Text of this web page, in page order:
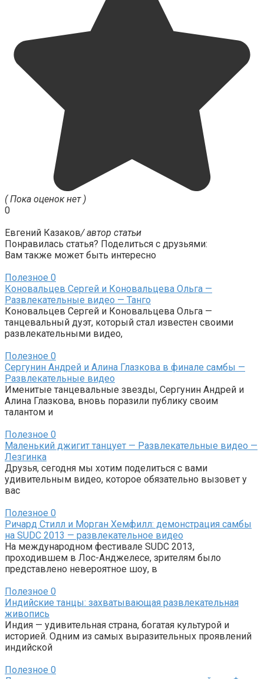
( Пока оценок нет )
0
Евгений Казаков/ автор статьи
Понравилась статья? Поделиться с друзьями:
Вам также может быть интересно
Полезное 0
Коновальцев Сергей и Коновальцева Ольга —
Развлекательные видео — Танго
Коновальцев Сергей и Коновальцева Ольга —
танцевальный дуэт, который стал известен своими
развлекательными видео,
Полезное 0
Сергунин Андрей и Алина Глазкова в финале самбы —
Развлекательные видео
Именитые танцевальные звезды, Сергунин Андрей и
Алина Глазкова, вновь поразили публику своим
талантом и
Полезное 0
Маленький джигит танцует — Развлекательные видео —
Лезгинка
Друзья, сегодня мы хотим поделиться с вами
удивительным видео, которое обязательно вызовет у
вас
Полезное 0
Ричард Стилл и Морган Хемфилл: демонстрация самбы
на SUDC 2013 — развлекательное видео
На международном фестивале SUDC 2013,
проходившем в Лос-Анджелесе, зрителям было
представлено невероятное шоу, в
Полезное 0
Индийские танцы: захватывающая развлекательная
живопись
Индия — удивительная страна, богатая культурой и
историей. Одним из самых выразительных проявлений
индийской
Полезное 0